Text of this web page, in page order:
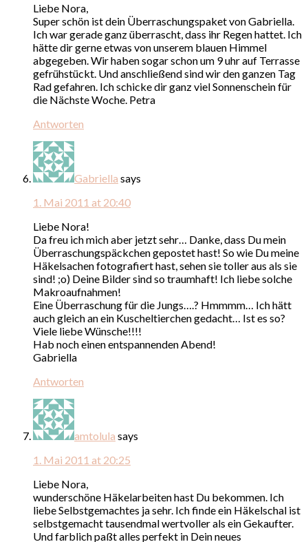
Liebe Nora,
Super schön ist dein Überraschungspaket von Gabriella.
Ich war gerade ganz überrascht, dass ihr Regen hattet. Ich
hätte dir gerne etwas von unserem blauen Himmel
abgegeben. Wir haben sogar schon um 9 uhr auf Terrasse
gefrühstückt. Und anschließend sind wir den ganzen Tag
Rad gefahren. Ich schicke dir ganz viel Sonnenschein für
die Nächste Woche. Petra
Antworten
Gabriella says
1. Mai 2011 at 20:40
Liebe Nora!
Da freu ich mich aber jetzt sehr… Danke, dass Du mein
Überraschungspäckchen gepostet hast! So wie Du meine
Häkelsachen fotografiert hast, sehen sie toller aus als sie
sind! ;o) Deine Bilder sind so traumhaft! Ich liebe solche
Makroaufnahmen!
Eine Überraschung für die Jungs….? Hmmmm… Ich hätt
auch gleich an ein Kuscheltierchen gedacht… Ist es so?
Viele liebe Wünsche!!!!
Hab noch einen entspannenden Abend!
Gabriella
Antworten
amtolula says
1. Mai 2011 at 20:25
Liebe Nora,
wunderschöne Häkelarbeiten hast Du bekommen. Ich
liebe Selbstgemachtes ja sehr. Ich finde ein Häkelschal ist
selbstgemacht tausendmal wertvoller als ein Gekaufter.
Und farblich paßt alles perfekt in Dein neues